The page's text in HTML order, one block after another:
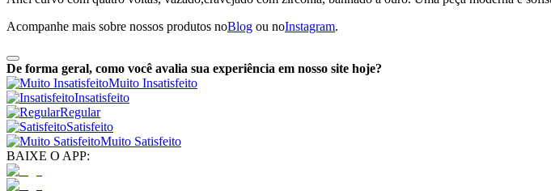
Acompanhe mais sobre nossos produtos noBlog ou noInstagram.
De forma geral, como você avalia sua experiência em nosso site hoje?
Muito Insatisfeito
Insatisfeito
Regular
Satisfeito
Muito Satisfeito
BAIXE O APP: